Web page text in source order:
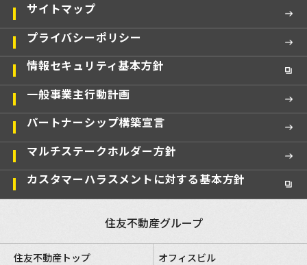
サイトマップ
プライバシーポリシー
情報セキュリティ基本方針
一般事業主行動計画
パートナーシップ構築宣言
マルチステークホルダー方針
カスタマーハラスメントに対する基本方針
住友不動産グループ
住友不動産トップ
オフィスビル